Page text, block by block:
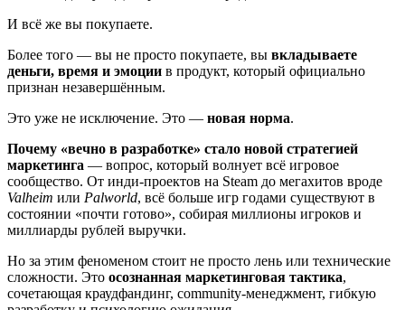
И всё же вы покупаете.
Более того — вы не просто покупаете, вы вкладываете
деньги, время и эмоции в продукт, который официально
признан незавершённым.
Это уже не исключение. Это — новая норма.
Почему «вечно в разработке» стало новой стратегией
маркетинга — вопрос, который волнует всё игровое
сообщество. От инди-проектов на Steam до мегахитов вроде
Valheim или Palworld, всё больше игр годами существуют в
состоянии «почти готово», собирая миллионы игроков и
миллиарды рублей выручки.
Но за этим феноменом стоит не просто лень или технические
сложности. Это осознанная маркетинговая тактика,
сочетающая краудфандинг, community-менеджмент, гибкую